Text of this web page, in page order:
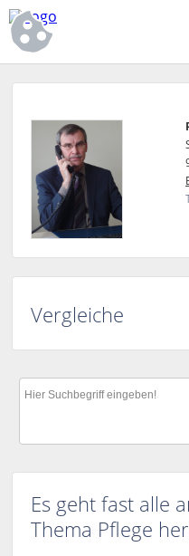
Vergleiche
Es geht fast alle
Thema Pflege